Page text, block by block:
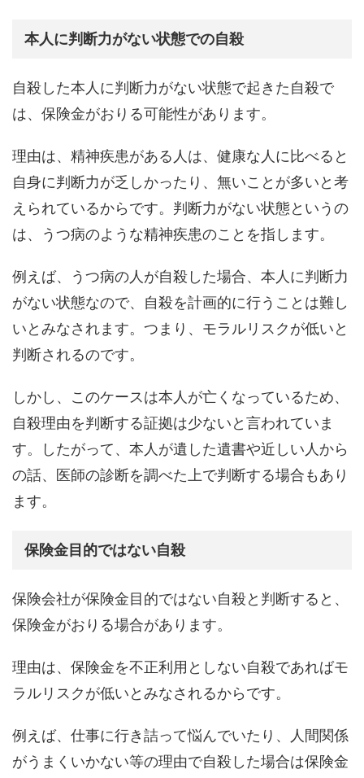
本人に判断力がない状態での自殺
自殺した本人に判断力がない状態で起きた自殺で
は、保険金がおりる可能性があります。
理由は、精神疾患がある人は、健康な人に比べると
自身に判断力が乏しかったり、無いことが多いと考
えられているからです。判断力がない状態というの
は、うつ病のような精神疾患のことを指します。
例えば、うつ病の人が自殺した場合、本人に判断力
がない状態なので、自殺を計画的に行うことは難し
いとみなされます。つまり、モラルリスクが低いと
判断されるのです。
しかし、このケースは本人が亡くなっているため、
自殺理由を判断する証拠は少ないと言われていま
す。したがって、本人が遺した遺書や近しい人から
の話、医師の診断を調べた上で判断する場合もあり
ます。
保険金目的ではない自殺
保険会社が保険金目的ではない自殺と判断すると、
保険金がおりる場合があります。
理由は、保険金を不正利用としない自殺であればモ
ラルリスクが低いとみなされるからです。
例えば、仕事に行き詰って悩んでいたり、人間関係
がうまくいかない等の理由で自殺した場合は保険金